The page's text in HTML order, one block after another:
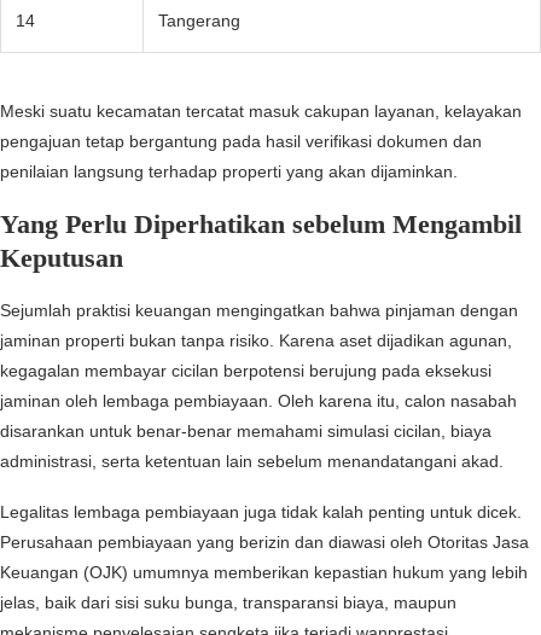
14 Tangerang
Meski suatu kecamatan tercatat masuk cakupan layanan, kelayakan
pengajuan tetap bergantung pada hasil verifikasi dokumen dan
penilaian langsung terhadap properti yang akan dijaminkan.
Yang Perlu Diperhatikan sebelum Mengambil
Keputusan
Sejumlah praktisi keuangan mengingatkan bahwa pinjaman dengan
jaminan properti bukan tanpa risiko. Karena aset dijadikan agunan,
kegagalan membayar cicilan berpotensi berujung pada eksekusi
jaminan oleh lembaga pembiayaan. Oleh karena itu, calon nasabah
disarankan untuk benar-benar memahami simulasi cicilan, biaya
administrasi, serta ketentuan lain sebelum menandatangani akad.
Legalitas lembaga pembiayaan juga tidak kalah penting untuk dicek.
Perusahaan pembiayaan yang berizin dan diawasi oleh Otoritas Jasa
Keuangan (OJK) umumnya memberikan kepastian hukum yang lebih
jelas, baik dari sisi suku bunga, transparansi biaya, maupun